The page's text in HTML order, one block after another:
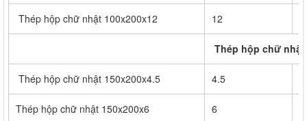
Thép hộp chữ nhật 100x200x12 12
Thép hộp chữ nhật
Thép hộp chữ nhật 150x200x4.5 4.5
Thép hộp chữ nhật 150x200x6 6